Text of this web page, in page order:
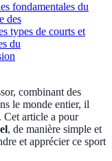
fondamentales du
des
types de courts et
du
combinant des
le monde entier, il
Cet article a pour
, de manière simple et
et apprécier ce sport